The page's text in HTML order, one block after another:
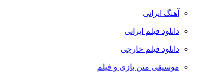
آهنگ ایرانی
دانلود فیلم ایرانی
دانلود فیلم خارجی
موسیقی متن بازی و فیلم